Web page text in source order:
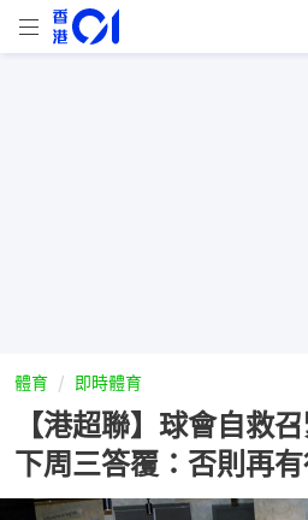
體育 即時體育
【港超聯】球會自救
下周三答覆：否則再